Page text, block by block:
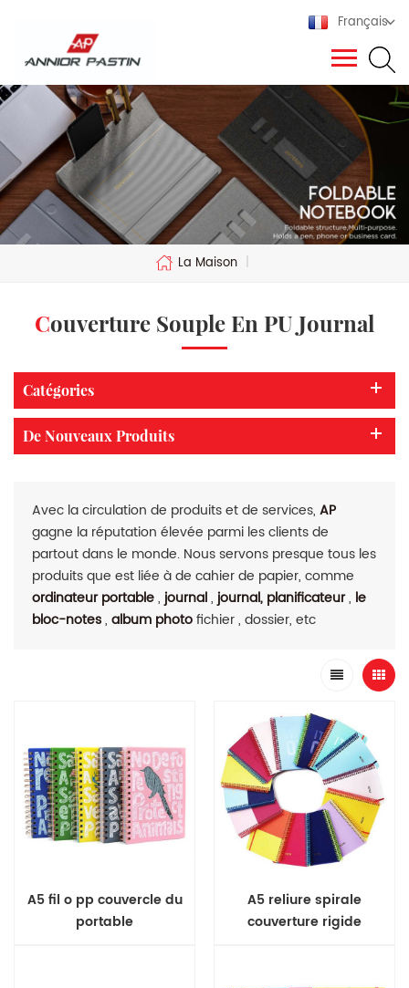
Français
La Maison |
Couverture Souple En PU Journal
Catégories
De Nouveaux Produits
Avec la circulation de produits et de services, AP
gagne la réputation élevée parmi les clients de
partout dans le monde. Nous servons presque tous les
produits que est liée à de cahier de papier, comme
ordinateur portable, journal, journal, planificateur, le
bloc-notes, album photofichier , dossier, etc
A5 fil o pp couvercle du
portable
A5 reliure spirale
couverture rigide